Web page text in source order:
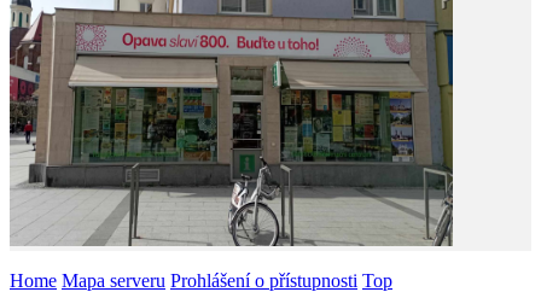
Home Mapa serveru Prohlášení o přístupnosti Top